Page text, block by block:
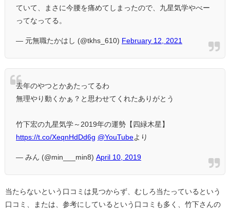
ていて、まさに今腰を痛めてしまったので、九星気学やべー
ってなってる。
— 元無職たかはし (@tkhs_610) February 12, 2021
去年のやつとかあたってるわ
無理やり動くかぁ？と思わせてくれたありがとう
竹下宏の九星気学～2019年の運勢【四緑木星】
https://t.co/XeqnHdDd6g @YouTubeより
— みん (@min___min8) April 10, 2019
当たらないという口コミは見つからず、むしろ当たっているという
口コミ、または、参考にしているという口コミも多く、竹下さんの